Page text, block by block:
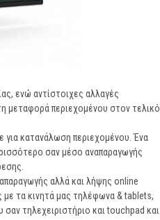
ενώ αντίστοιχες αλλαγές
μεταφορά περιεχομένου στον τελικό
για κατανάλωση περιεχομένου. Ένα
σαν μέσο αναπαραγωγής
αλλά και λήψης online
με τα κινητά μας τηλέφωνα & tablets,
τηλεχειριστήριο και touchpad και